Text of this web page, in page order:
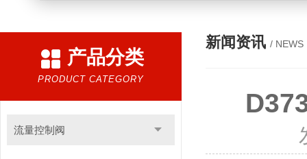
产品分类
PRODUCT CATEGORY
流量控制阀
新闻资讯 / NEWS